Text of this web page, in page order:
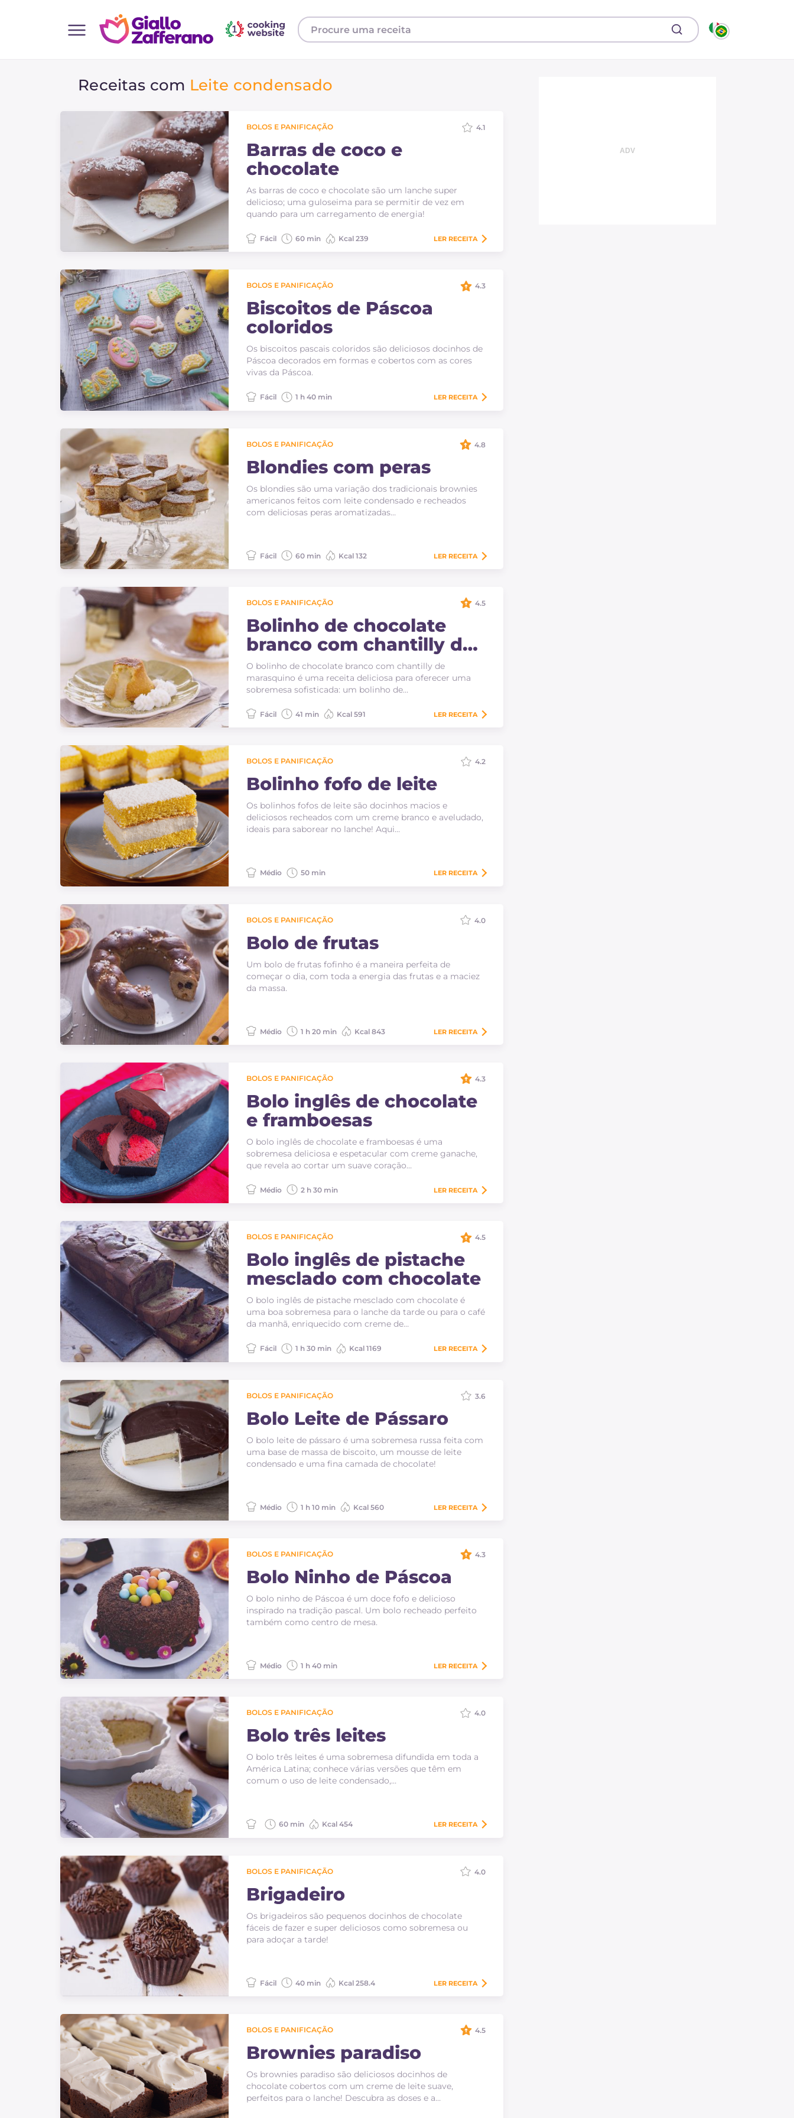
Todas as receitas
Bebidas e refrescos
Sobremesas
Acompanhamentos
Bolos e panificacao
Ultimas receitas
YouTube
Receitas com Leite condensado
BOLOS E PANIFICAÇÃO
Barras de coco e
chocolate
As barras de coco e chocolate são um lanche super
delicioso; uma guloseima para se permitir de vez em
quando para um carregamento de energia!
4.1
Fácil 60 min Kcal 239 LER RECEITA
BOLOS E PANIFICAÇÃO
Biscoitos de Páscoa
coloridos
Os biscoitos pascais coloridos são deliciosos docinhos de
Páscoa decorados em formas e cobertos com as cores
vivas da Páscoa.
4.3
Fácil 1 h 40 min LER RECEITA
BOLOS E PANIFICAÇÃO
Blondies com peras
Os blondies são uma variação dos tradicionais brownies
americanos feitos com leite condensado e recheados
com deliciosas peras aromatizadas…
4.8
Fácil 60 min Kcal 132 LER RECEITA
BOLOS E PANIFICAÇÃO
Bolinho de chocolate
branco com chantilly de
marasquino
O bolinho de chocolate branco com chantilly de
marasquino é uma receita deliciosa para oferecer uma
sobremesa sofisticada: um bolinho de…
4.5
Fácil 41 min Kcal 591 LER RECEITA
BOLOS E PANIFICAÇÃO
Bolinho fofo de leite
Os bolinhos fofos de leite são docinhos macios e
deliciosos recheados com um creme branco e aveludado,
ideais para saborear no lanche! Aqui…
4.2
Médio 50 min LER RECEITA
BOLOS E PANIFICAÇÃO
Bolo de frutas
Um bolo de frutas fofinho é a maneira perfeita de
começar o dia, com toda a energia das frutas e a maciez
da massa.
4.0
Médio 1 h 20 min Kcal 843 LER RECEITA
BOLOS E PANIFICAÇÃO
Bolo inglês de chocolate
e framboesas
O bolo inglês de chocolate e framboesas é uma
sobremesa deliciosa e espetacular com creme ganache,
que revela ao cortar um suave coração…
4.3
Médio 2 h 30 min LER RECEITA
BOLOS E PANIFICAÇÃO
Bolo inglês de pistache
mesclado com chocolate
O bolo inglês de pistache mesclado com chocolate é
uma boa sobremesa para o lanche da tarde ou para o café
da manhã, enriquecido com creme de…
4.5
Fácil 1 h 30 min Kcal 1169 LER RECEITA
BOLOS E PANIFICAÇÃO
Bolo Leite de Pássaro
O bolo leite de pássaro é uma sobremesa russa feita com
uma base de massa de biscoito, um mousse de leite
condensado e uma fina camada de chocolate!
3.6
Médio 1 h 10 min Kcal 560 LER RECEITA
BOLOS E PANIFICAÇÃO
Bolo Ninho de Páscoa
O bolo ninho de Páscoa é um doce fofo e delicioso
inspirado na tradição pascal. Um bolo recheado perfeito
também como centro de mesa.
4.3
Médio 1 h 40 min LER RECEITA
BOLOS E PANIFICAÇÃO
Bolo três leites
O bolo três leites é uma sobremesa difundida em toda a
América Latina; conhece várias versões que têm em
comum o uso de leite condensado,…
4.0
60 min Kcal 454 LER RECEITA
BOLOS E PANIFICAÇÃO
Brigadeiro
Os brigadeiros são pequenos docinhos de chocolate
fáceis de fazer e super deliciosos como sobremesa ou
para adoçar a tarde!
4.0
Fácil 40 min Kcal 258.4 LER RECEITA
BOLOS E PANIFICAÇÃO
Brownies paradiso
Os brownies paradiso são deliciosos docinhos de
chocolate cobertos com um creme de leite suave,
perfeitos para o lanche! Descubra as doses e a…
4.5